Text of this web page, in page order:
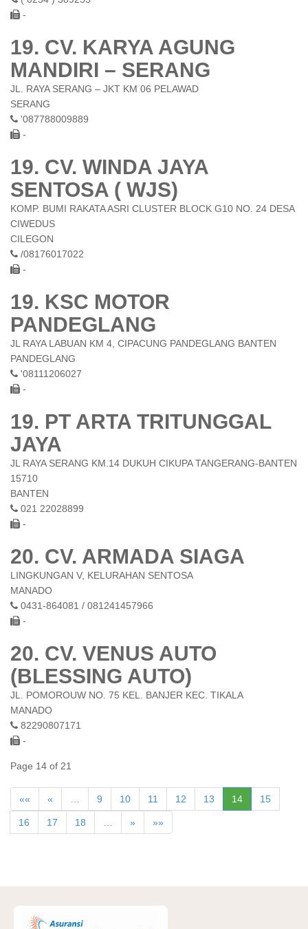
19. CV. KARYA AGUNG
MANDIRI – SERANG
JL. RAYA SERANG – JKT KM 06 PELAWAD
SERANG
'087788009889
-
19. CV. WINDA JAYA
SENTOSA ( WJS)
KOMP. BUMI RAKATA ASRI CLUSTER BLOCK G10 NO. 24 DESA
CIWEDUS
CILEGON
/08176017022
-
19. KSC MOTOR
PANDEGLANG
JL RAYA LABUAN KM 4, CIPACUNG PANDEGLANG BANTEN
PANDEGLANG
'08111206027
-
19. PT ARTA TRITUNGGAL
JAYA
JL RAYA SERANG KM.14 DUKUH CIKUPA TANGERANG-BANTEN
15710
BANTEN
021 22028899
-
20. CV. ARMADA SIAGA
LINGKUNGAN V, KELURAHAN SENTOSA
MANADO
0431-864081 / 081241457966
-
20. CV. VENUS AUTO
(BLESSING AUTO)
JL. POMOROUW NO. 75 KEL. BANJER KEC. TIKALA
MANADO
82290807171
-
«« « … 9 10 11 12 13 14 15
16 17 18 … » »»